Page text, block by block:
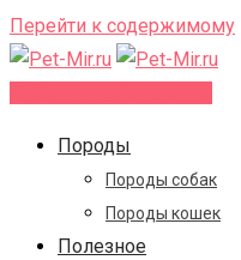
Перейти к содержимому
Породы
Породы собак
Породы кошек
Полезное